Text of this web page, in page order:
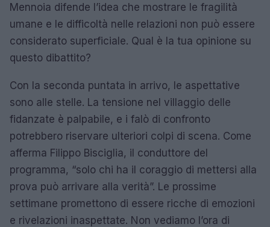
Mennoia difende l’idea che mostrare le fragilità
umane e le difficoltà nelle relazioni non può essere
considerato superficiale. Qual è la tua opinione su
questo dibattito?
Con la seconda puntata in arrivo, le aspettative
sono alle stelle. La tensione nel villaggio delle
fidanzate è palpabile, e i falò di confronto
potrebbero riservare ulteriori colpi di scena. Come
afferma Filippo Bisciglia, il conduttore del
programma, “solo chi ha il coraggio di mettersi alla
prova può arrivare alla verità”. Le prossime
settimane promettono di essere ricche di emozioni
e rivelazioni inaspettate. Non vediamo l’ora di